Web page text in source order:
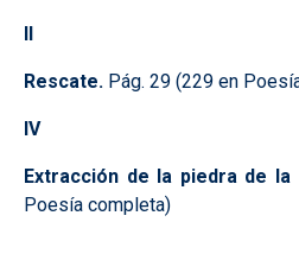
Rescate. Pág. 29 (229 en
IV
Extracción de la piedra de la
Poesía completa)